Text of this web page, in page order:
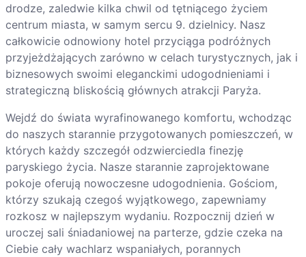
drodze, zaledwie kilka chwil od tętniącego życiem
centrum miasta, w samym sercu 9. dzielnicy. Nasz
całkowicie odnowiony hotel przyciąga podróżnych
przyjeżdżających zarówno w celach turystycznych, jak i
biznesowych swoimi eleganckimi udogodnieniami i
strategiczną bliskością głównych atrakcji Paryża.
Wejdź do świata wyrafinowanego komfortu, wchodząc
do naszych starannie przygotowanych pomieszczeń, w
których każdy szczegół odzwierciedla finezję
paryskiego życia. Nasze starannie zaprojektowane
pokoje oferują nowoczesne udogodnienia. Gościom,
którzy szukają czegoś wyjątkowego, zapewniamy
rozkosz w najlepszym wydaniu. Rozpocznij dzień w
uroczej sali śniadaniowej na parterze, gdzie czeka na
Ciebie cały wachlarz wspaniałych, porannych